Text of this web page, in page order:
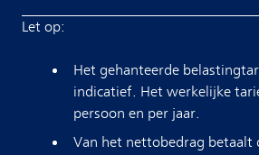
Let op:
Het gehanteerde
indicatief. Het werkelijke
persoon en per jaar.
Van het nettobedrag betaalt